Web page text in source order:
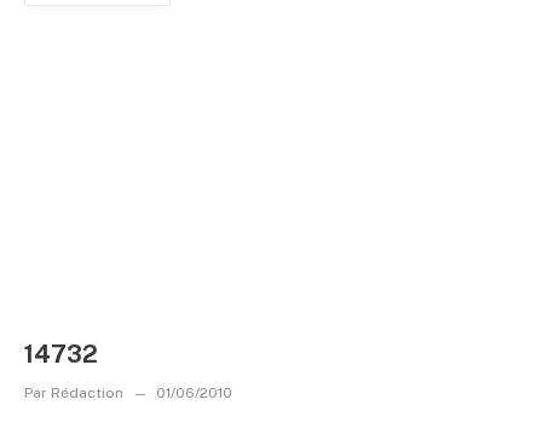
14732
Par Rédaction 01/06/2010